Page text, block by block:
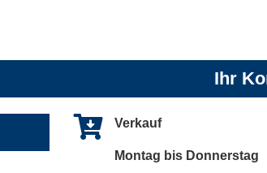
Ihr
Verkauf
Montag bis Donnerstag